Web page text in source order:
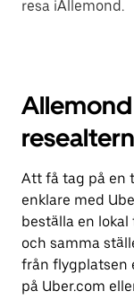
resa iAllemond.
Att få tag på en
enklare med
beställa en
och samma
från flygplatsen
på Uber.com